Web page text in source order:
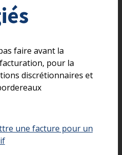
faire avant la
pour la
discrétionnaires et
une facture pour un